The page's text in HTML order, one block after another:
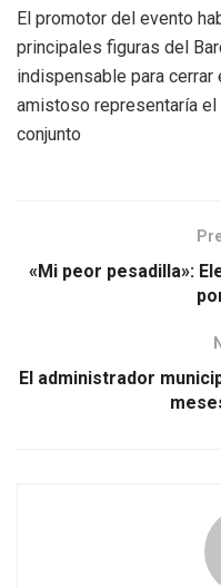
El promotor del evento
principales figuras del
indispensable para
amistoso representaría
conjunto
«Mi peor pesadilla»:
El administrador